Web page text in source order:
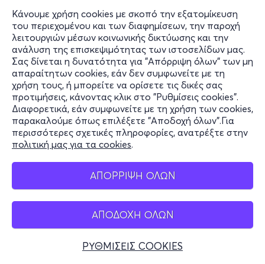
Κάνουμε χρήση cookies με σκοπό την εξατομίκευση
του περιεχομένου και των διαφημίσεων, την παροχή
λειτουργιών μέσων κοινωνικής δικτύωσης και την
ανάλυση της επισκεψιμότητας των ιστοσελίδων μας.
Σας δίνεται η δυνατότητα για "Απόρριψη όλων" των μη
απαραίτητων cookies, εάν δεν συμφωνείτε με τη
χρήση τους, ή μπορείτε να ορίσετε τις δικές σας
προτιμήσεις, κάνοντας κλικ στο "Ρυθμίσεις cookies".
Διαφορετικά, εάν συμφωνείτε με τη χρήση των cookies,
παρακαλούμε όπως επιλέξετε "Αποδοχή όλων".Για
περισσότερες σχετικές πληροφορίες, ανατρέξτε στην
πολιτική μας για τα cookies.
ΑΠΟΡΡΙΨΗ ΟΛΩΝ
ΑΠΟΔΟΧΗ ΟΛΩΝ
ΡΥΘΜΙΣΕΙΣ COOKIES